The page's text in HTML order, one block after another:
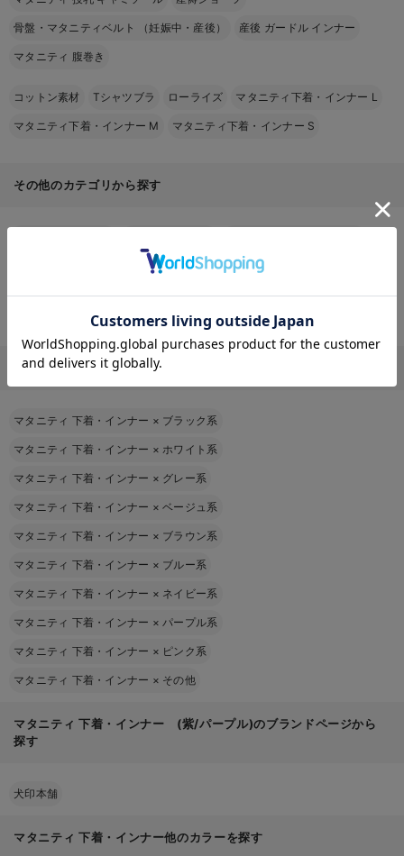
骨盤・マタニティベルト （妊娠中・産後） 産後 ガードル インナー
マタニティ 腹巻き
コットン素材 Tシャツブラ ローライズ マタニティ下着・インナー L
マタニティ下着・インナー M マタニティ下着・インナー S
その他のカテゴリから探す
マタニティ パジャマ・ルームウェア マタニティ フォーマル
授乳用品 マザーズバッグ・ママバッグ マタニティレッグウェア
フェムテック マタニティ ボディケア その他
カラーから探す（マタニティ 下着・インナー）
マタニティ 下着・インナー × ブラック系
マタニティ 下着・インナー × ホワイト系
マタニティ 下着・インナー × グレー系
マタニティ 下着・インナー ×ベージュ系
マタニティ 下着・インナー × ブラウン系
マタニティ 下着・インナー × ブルー系
マタニティ 下着・インナー × ネイビー系
マタニティ 下着・インナー × パープル系
マタニティ 下着・インナー × ピンク系
マタニティ 下着・インナー × その他
マタニティ 下着・インナー (紫/パープル)のブランドページから
探す
犬印本舗
マタニティ 下着・インナー他のカラーを探す
お気に入り商品を確認する